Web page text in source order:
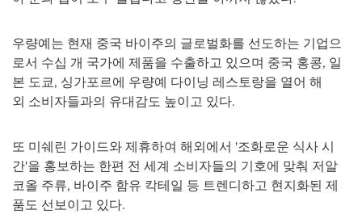
우량예는 현재 중국 바이주의 글로벌화를 선도하는 기업으
로서 수십 개 국가에 제품을 수출하고 있으며 중국 홍콩, 일
본 도쿄, 싱가포르에 우량예 다이닝 레스토랑을 열어 해
외 소비자들과의 유대감도 높이고 있다.
또 미쉐린 가이드와 제휴하여 해외에서 '조화로운 식사 시
간'을 홍보하는 한편 전 세계 소비자들의 기호에 맞춰 저알
코올 주류, 바이주 함유 칵테일 등 트렌디하고 현지화된 제
품도 선보이고 있다.